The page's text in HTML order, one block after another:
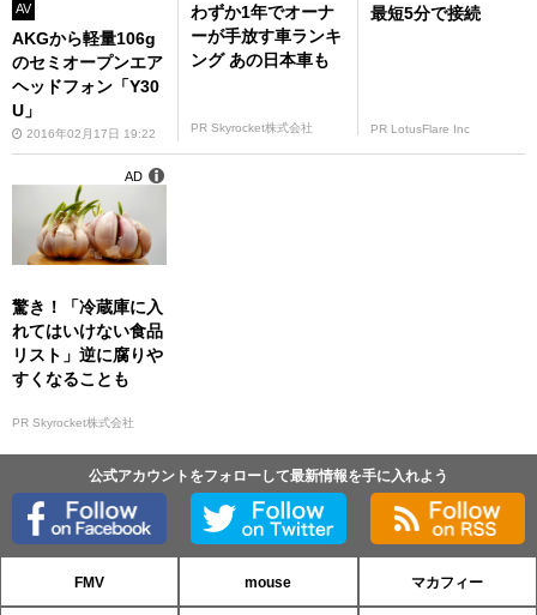
AV
AKGから軽量106g
のセミオープンエア
ヘッドフォン「Y30
U」
2016年02月17日 19:22
わずか1年でオーナ
ーが手放す車ランキ
ング あの日本車も
PR Skyrocket株式会社
最短5分で接続
PR LotusFlare Inc
驚き！「冷蔵庫に入
れてはいけない食品
リスト」逆に腐りや
すくなることも
PR Skyrocket株式会社
AD
公式アカウントをフォローして最新情報を手に入れよう
FMV mouse マカフィー